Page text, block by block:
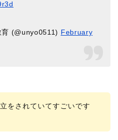
(@unyo0511) February
をされていてすごいです